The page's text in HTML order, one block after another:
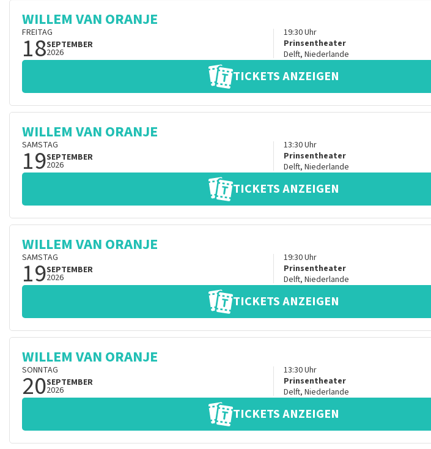
WILLEM VAN ORANJE
FREITAG
18SEPTEMBER
2026
19:30Uhr
Prinsentheater
Delft, Niederlande
TICKETS ANZEIGEN
WILLEM VAN ORANJE
SAMSTAG
19SEPTEMBER
2026
13:30Uhr
Prinsentheater
Delft, Niederlande
TICKETS ANZEIGEN
WILLEM VAN ORANJE
SAMSTAG
19SEPTEMBER
2026
19:30Uhr
Prinsentheater
Delft, Niederlande
TICKETS ANZEIGEN
WILLEM VAN ORANJE
SONNTAG
20SEPTEMBER
2026
13:30Uhr
Prinsentheater
Delft, Niederlande
TICKETS ANZEIGEN